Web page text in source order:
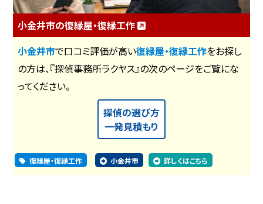
小金井市の復縁屋・復縁工作
小金井市で口コミ評価が高い復縁屋・復縁工作をお探し
の方は、『探偵事務所ラクヤス』の次のページをご覧にな
ってください。
探偵の選び方
一発見積もり
復縁屋・復縁工作 小金井市 詳しくはこちら